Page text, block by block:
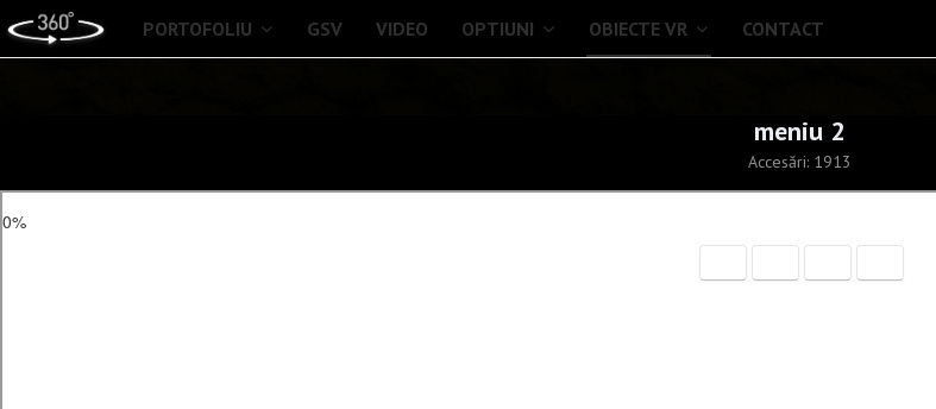
PORTOFOLIU GSV VIDEO OPTIUNI OBIECTE VR CONTACT
meniu 2
Accesări: 1913